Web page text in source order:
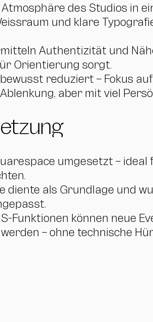
des Studios in
und klare
Authentizität und
Orientierung sorgt.
reduziert – Fokus
aber mit viel
umgesetzt –
diente als Grundlage und
Funktionen können neue
– ohne technische